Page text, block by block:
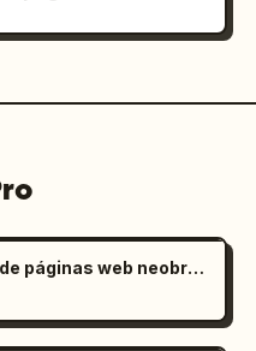
Prompt para la generación de páginas web neobrutalistas